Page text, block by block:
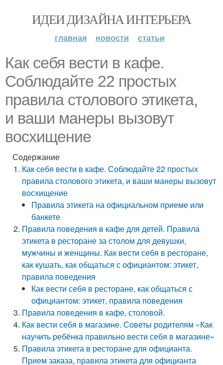
ИДЕИ ДИЗАЙНА ИНТЕРЬЕРА
главная новости статьи
Как себя вести в кафе.
Соблюдайте 22 простых
правила столового этикета,
и ваши манеры вызовут
восхищение
Содержание
Как себя вести в кафе. Соблюдайте 22 простых
правила столового этикета, и ваши манеры вызовут
восхищение
Правила этикета на официальном приеме или
банкете
Правила поведения в кафе для детей. Правила
этикета в ресторане за столом для девушки,
мужчины и женщины. Как вести себя в ресторане,
как кушать, как общаться с официантом: этикет,
правила поведения
Как вести себя в ресторане, как общаться с
официантом: этикет, правила поведения
Правила поведения в кафе, столовой.
Как вести себя в магазине. Советы родителям «Как
научить ребёнка правильно вести себя в магазине»
Правила этикета в ресторане для официанта.
Прием заказа, правила этикета для официанта